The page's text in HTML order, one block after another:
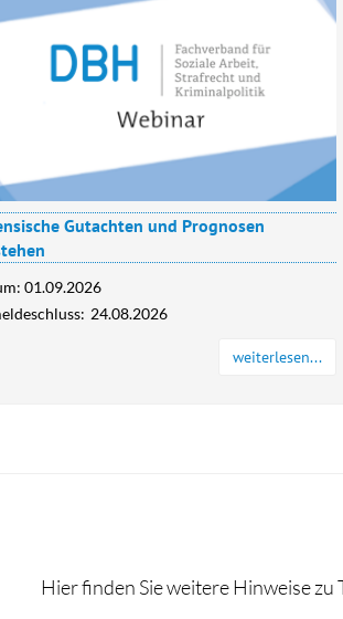
Gutachten und Prognosen
01.09.2026
24.08.2026
weiterlesen...
Hier finden Sie weitere Hinweise